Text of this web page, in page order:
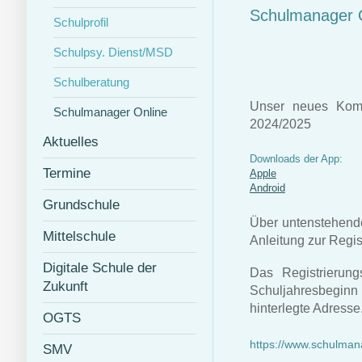
Schulprofil
Schulpsy. Dienst/MSD
Schulberatung
Schulmanager Online
Aktuelles
Termine
Grundschule
Mittelschule
Digitale Schule der
Zukunft
OGTS
SMV
Schulmanager
Unser neues
2024/2025
Downloads der App:
Apple
Android
Über
Anleitung zur
Das
hinterlegte
https://